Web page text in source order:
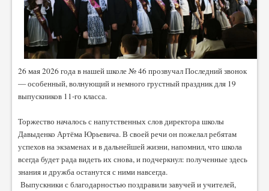
26 мая 2026 года в нашей школе № 46 прозвучал Последний звонок
— особенный, волнующий и немного грустный праздник для 19
выпускников 11‑го класса.
Торжество началось с напутственных слов директора школы
Давыденко Артёма Юрьевича. В своей речи он пожелал ребятам
успехов на экзаменах и в дальнейшей жизни, напомнил, что школа
всегда будет рада видеть их снова, и подчеркнул: полученные здесь
знания и дружба останутся с ними навсегда.
Выпускники с благодарностью поздравили завучей и учителей,